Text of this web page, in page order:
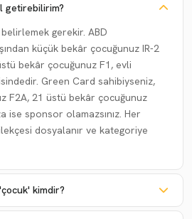
getirebilirim?
gerekir. ABD
küçük bekâr çocuğunuz IR-2
bekâr çocuğunuz F1, evli
Green Card sahibiyseniz,
F2A, 21 üstü bekâr çocuğunuz
ise sponsor olamazsınız. Her
dosyalanır ve kategoriye
kimdir?